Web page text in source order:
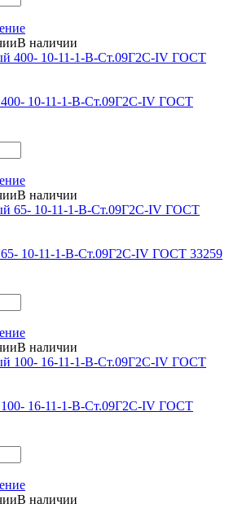
В наличии
10-11-1-B-Ст.09Г2С-IV ГОСТ
В наличии
10-11-1-B-Ст.09Г2С-IV ГОСТ 33259
В наличии
16-11-1-B-Ст.09Г2С-IV ГОСТ
В наличии